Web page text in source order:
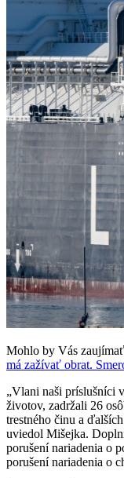
Mohlo by Vás zaujímať
má zažívať obrat.
„Vlani naši príslušníci
životov, zadržali 26
trestného činu a
uviedol Mišejka.
porušení nariadenia o
porušení nariadenia o